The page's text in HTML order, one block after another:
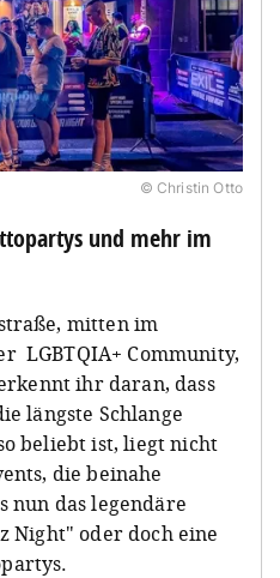
© Christin Otto
und mehr im
mitten im
LGBTQIA+ Community,
ihr daran, dass
längste Schlange
beliebt ist, liegt nicht
die beinahe
nun das legendäre
Night" oder doch eine